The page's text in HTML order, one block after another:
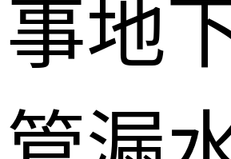
事地